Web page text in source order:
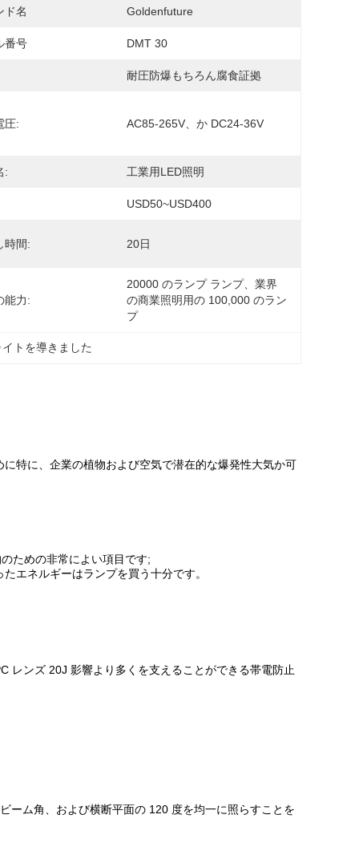
ド名 Goldenfuture
番号 DMT 30
耐圧防爆もちろん腐食証拠
圧: AC85-265V、か DC24-36V
: 工業用LED照明
USD50~USD400
時間: 20日
能力:
20000 のランプ ランプ、業界
の商業照明用の 100,000 のラン
プ
トを導きました
特に、企業の植物および空気で潜在的な爆発性大気か可
ための非常によい項目です;
エネルギーはランプを買う十分です。
ンズ 20J 影響より多くを支えることができる帯電防止
ーム角、および横断平面の 120 度を均一に照らすことを